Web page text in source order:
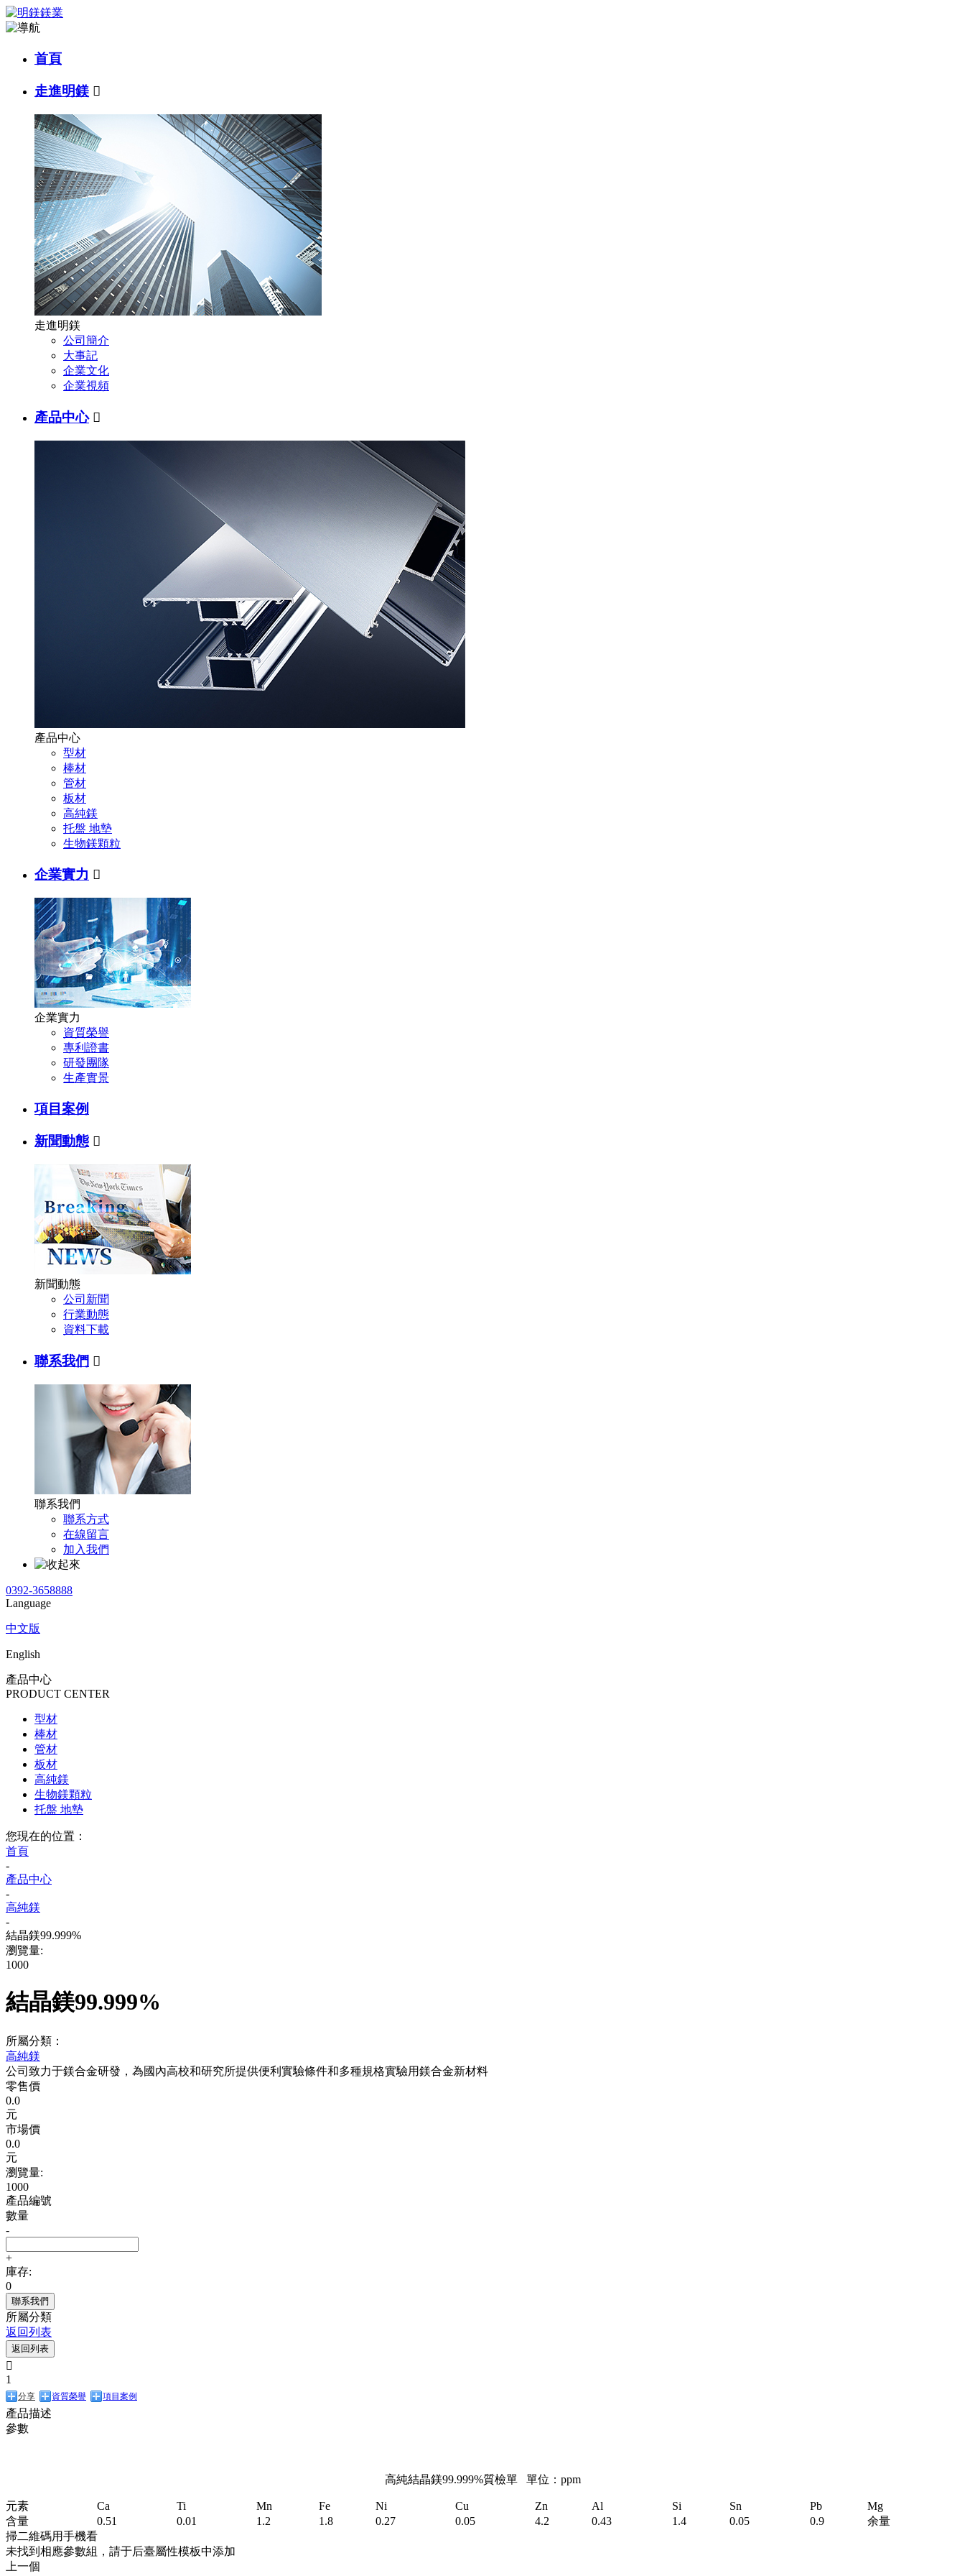
首頁
走進明鎂 
走進明鎂
公司簡介
大事記
企業文化
企業視頻
產品中心 
產品中心
型材
棒材
管材
板材
高純鎂
托盤 地墊
生物鎂顆粒
企業實力 
企業實力
資質榮譽
專利證書
研發團隊
生產實景
項目案例
新聞動態 
新聞動態
公司新聞
行業動態
資料下載
聯系我們 
聯系我們
聯系方式
在線留言
加入我們
0392-3658888
Language
中文版
English
產品中心
PRODUCT CENTER
型材
棒材
管材
板材
高純鎂
生物鎂顆粒
托盤 地墊
您現在的位置：
首頁
-
產品中心
-
高純鎂
-
結晶鎂99.999%
瀏覽量:
1000
結晶鎂99.999%
所屬分類：
高純鎂
公司致力于鎂合金研發，為國內高校和研究所提供便利實驗條件和多種規格實驗用鎂合金新材料
零售價
0.0
元
市場價
0.0
元
瀏覽量:
1000
產品編號
數量
-
+
庫存:
0
聯系我們
所屬分類
返回列表
返回列表

1
分享 資質榮譽 項目案例
產品描述
參數
高純結晶鎂99.999%質檢單 單位：ppm
元素 Ca Ti Mn Fe Ni Cu Zn Al Si Sn Pb
Mg
含量
0.51 0.01 1.2 1.8 0.27 0.05 4.2 0.43 1.4 0.05 0.9
余量
掃二維碼用手機看
未找到相應參數組，請于后臺屬性模板中添加
上一個